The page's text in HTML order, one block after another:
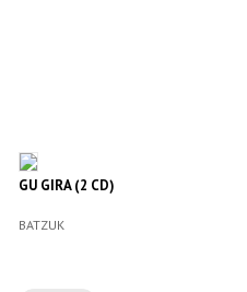
GU GIRA (2 CD)
BATZUK